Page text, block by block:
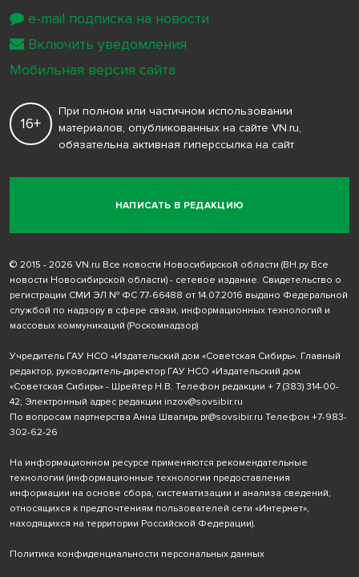
НАПИСАТЬ В РЕДАКЦИЮ
16+
При полном или частичном использовании
материалов, опубликованных на сайте VN.ru,
обязательна активная гиперссылка на сайт
© 2015 - 2026 VN.ru Все новости Новосибирской области (ВН.ру Все
новости Новосибирской области) - сетевое издание. Свидетельство о
регистрации СМИ ЭЛ № ФС 77-66488 от 14.07.2016 выдано Федеральной
службой по надзору в сфере связи, информационных технологий и
массовых коммуникаций (Роскомнадзор)
Учредитель ГАУ НСО «Издательский дом «Советская Сибирь». Главный
редактор, руководитель-директор ГАУ НСО «Издательский дом
«Советская Сибирь» - Шрейтер Н.В. Телефон редакции + 7 (383) 314-00-
42; Электронный адрес редакции inzov@sovsibir.ru
По вопросам партнерства Анна Швагирь pr@sovsibir.ru Телефон +7-983-
302-62-26
На информационном ресурсе применяются рекомендательные
технологии (информационные технологии предоставления
информации на основе сбора, систематизации и анализа сведений,
относящихся к предпочтениям пользователей сети «Интернет»,
находящихся на территории Российской Федерации).
Политика конфиденциальности персональных данных
e-mail подписка на новости
Включить уведомления
Мобильная версия сайта